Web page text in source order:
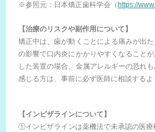
※参照元：日本矯正歯科学会（ https://
【治療のリスクや副作用について】
矯正中は、歯が動くことによる痛みが出
の影響で口内炎にかかりやすくなること
した装置の場合、金属アレルギーの恐れ
感じる方は、事前に必ず医師に相談するよ
【インビザラインについて】
①インビザラインは薬機法で未承認の医療